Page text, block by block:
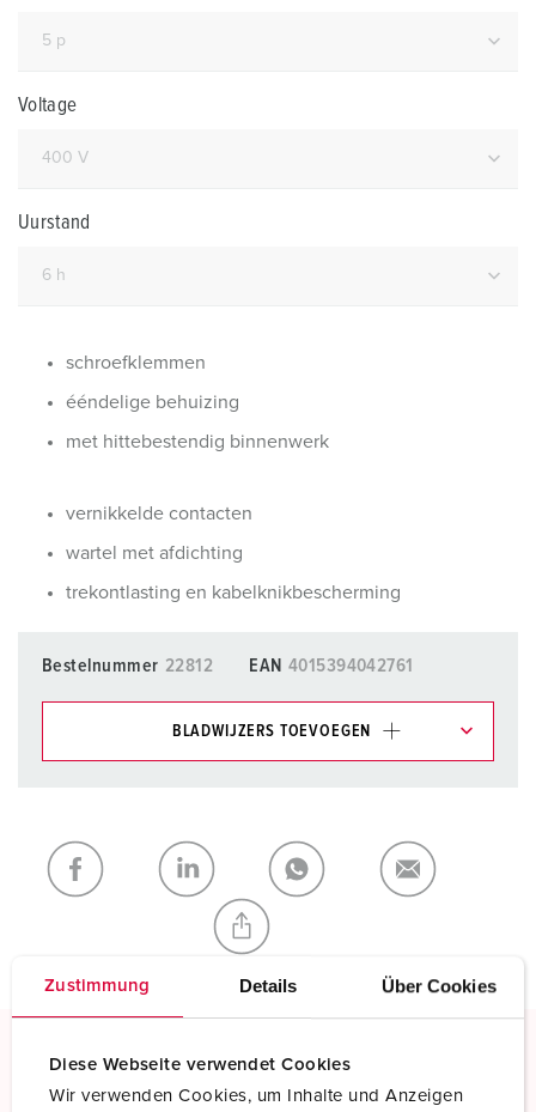
Zustimmung Details Über Cookies
Diese Webseite verwendet Cookies
Wir verwenden Cookies, um Inhalte und Anzeigen
Voltage
Uurstand
schroefklemmen
ééndelige behuizing
met hittebestendig binnenwerk
vernikkelde contacten
wartel met afdichting
trekontlasting en kabelknikbescherming
Bestelnummer 22812 EAN 4015394042761
BLADWIJZERS TOEVOEGEN
Mijn lijst TOEVOEGEN
NIEUW LIJST MAKEN